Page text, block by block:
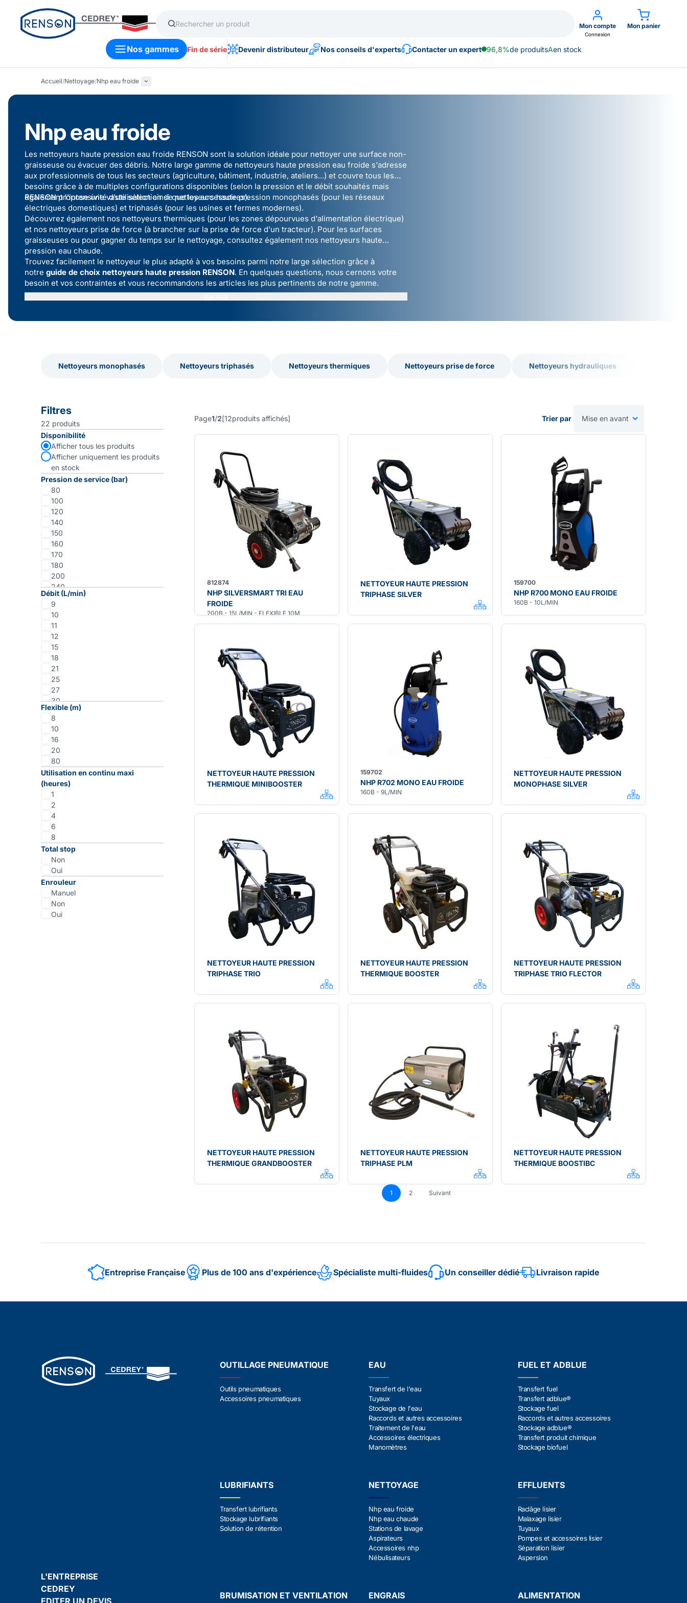
Mon compte
Connexion
Mon panier
Nos gammes Fin de série Devenir distributeur Nos conseils d'experts Contacter un expert 96,8%de produitsAen stock
Accueil/Nettoyage/Nhp eau froide
Nhp eau froide
Les nettoyeurs haute pression eau froide RENSON sont la solution idéale pour nettoyer une surface non-
graisseuse ou évacuer des débris. Notre large gamme de nettoyeurs haute pression eau froide s'adresse
aux professionnels de tous les secteurs (agriculture, bâtiment, industrie, ateliers...) et couvre tous les
besoins grâce à de multiples configurations disponibles (selon la pression et le débit souhaités mais
également l'intensivité d'utilisation ainsi que les accessoires).
RENSON propose une vaste sélection denettoyeurs haute pression monophasés (pour les réseaux
électriques domestiques) et triphasés (pour les usines et fermes modernes).
Découvrez également nos nettoyeurs thermiques (pour les zones dépourvues d'alimentation électrique)
et nos nettoyeurs prise de force (à brancher sur la prise de force d'un tracteur). Pour les surfaces
graisseuses ou pour gagner du temps sur le nettoyage, consultez également nos nettoyeurs haute
pression eau chaude.
Trouvez facilement le nettoyeur le plus adapté à vos besoins parmi notre large sélection grâce à
notre guide de choix nettoyeurs haute pression RENSON. En quelques questions, nous cernons votre
besoin et vos contraintes et vous recommandons les articles les plus pertinents de notre gamme.
Nettoyeurs monophasés
Nettoyeurs triphasés
Nettoyeurs thermiques
Nettoyeurs prise de force
Nettoyeurs hydrauliques
Filtres
22 produits
Disponibilité
Afficher tous les produits
Afficher uniquement les produits
en stock
Pression de service (bar)
80
100
120
140
150
160
170
180
200
240
250
Débit (L/min)
9
10
11
12
15
18
21
25
27
30
32
33
Flexible (m)
8
10
16
20
80
Utilisation en continu maxi
(heures)
1
2
4
6
8
Total stop
Non
Oui
Enrouleur
Manuel
Non
Oui
Page1/2[12produits affichés] Trier par
812874
NHP SILVERSMART TRI EAU
FROIDE
200B - 15L/MIN - FLEXIBLE 10M
NETTOYEUR HAUTE PRESSION
TRIPHASE SILVER
159700
NHP R700 MONO EAU FROIDE
160B - 10L/MIN
NETTOYEUR HAUTE PRESSION
THERMIQUE MINIBOOSTER
159702
NHP R702 MONO EAU FROIDE
160B - 9L/MIN
NETTOYEUR HAUTE PRESSION
MONOPHASE SILVER
NETTOYEUR HAUTE PRESSION
TRIPHASE TRIO
NETTOYEUR HAUTE PRESSION
THERMIQUE BOOSTER
NETTOYEUR HAUTE PRESSION
TRIPHASE TRIO FLECTOR
NETTOYEUR HAUTE PRESSION
THERMIQUE GRANDBOOSTER
NETTOYEUR HAUTE PRESSION
TRIPHASE PLM
NETTOYEUR HAUTE PRESSION
THERMIQUE BOOSTIBC
1 2 Suivant
Entreprise Française Plus de 100 ans d'expérience Spécialiste multi-fluides Un conseiller dédié Livraison rapide
L'ENTREPRISE
CEDREY
EDITER UN DEVIS
OUTILLAGE PNEUMATIQUE
Outils pneumatiques
Accessoires pneumatiques
EAU
Transfert de l'eau
Tuyaux
Stockage de l'eau
Raccords et autres accessoires
Traitement de l'eau
Accessoires électriques
Manomètres
FUEL ET ADBLUE
Transfert fuel
Transfert adblue®
Stockage fuel
Raccords et autres accessoires
Stockage adblue®
Transfert produit chimique
Stockage biofuel
LUBRIFIANTS
Transfert lubrifiants
Stockage lubrifiants
Solution de rétention
NETTOYAGE
Nhp eau froide
Nhp eau chaude
Stations de lavage
Aspirateurs
Accessoires nhp
Nébulisateurs
EFFLUENTS
Raclâge lisier
Malaxage lisier
Tuyaux
Pompes et accessoires lisier
Séparation lisier
Aspersion
BRUMISATION ET VENTILATION ENGRAIS ALIMENTATION